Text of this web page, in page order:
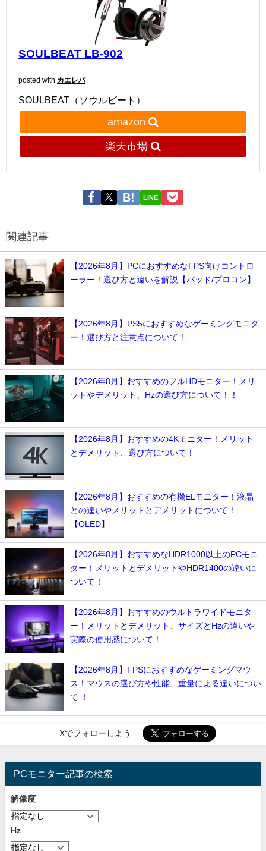
SOULBEAT LB-902
posted with カエレバ
SOULBEAT（ソウルビート）
amazon
楽天市場
LINE
関連記事
【2026年8月】PCにおすすめなFPS向けコントロ
ーラー！選び方と違いを解説【パッド/プロコン】
【2026年8月】PS5におすすめなゲーミングモニタ
ー！選び方と注意点について！
【2026年8月】おすすめのフルHDモニター！メリ
ットやデメリット、Hzの選び方について！！
【2026年8月】おすすめの4Kモニター！メリット
とデメリット、選び方について！
【2026年8月】おすすめの有機ELモニター！液晶
との違いやメリットとデメリットについて！
【OLED】
【2026年8月】おすすめなHDR1000以上のPCモニ
ター！メリットとデメリットやHDR1400の違いに
ついて！
【2026年8月】おすすめのウルトラワイドモニタ
ー！メリットとデメリット、サイズとHzの違いや
実際の使用感について！
【2026年8月】FPSにおすすめなゲーミングマウ
ス！マウスの選び方や性能、重量による違いについ
て ！
Xでフォローしよう
PCモニター記事の検索
解像度
Hz